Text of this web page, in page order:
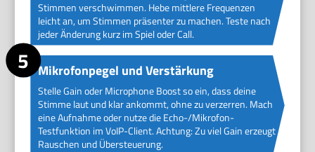
Stimmen verschwimmen. Hebe mittlere Frequenzen
leicht an, um Stimmen präsenter zu machen. Teste nach
jeder Änderung kurz im Spiel oder Call.
Mikrofonpegel und Verstärkung
Stelle Gain oder Microphone Boost so ein, dass deine
Stimme laut und klar ankommt, ohne zu verzerren. Mach
eine Aufnahme oder nutze die Echo-/Mikrofon-
Testfunktion im VoIP-Client. Achtung: Zu viel Gain erzeugt
Rauschen und Übersteuerung.